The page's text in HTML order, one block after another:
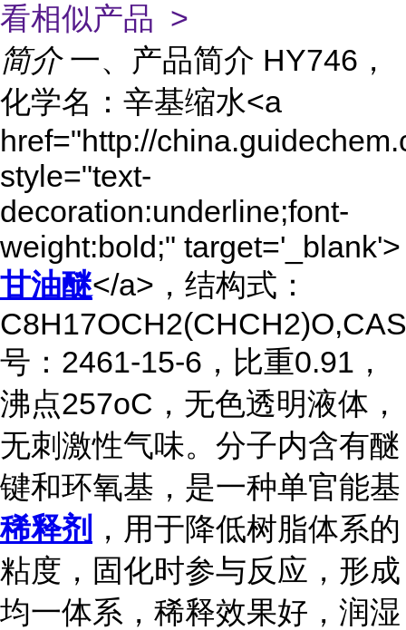
看相似产品 >
简介 一、产品简介 HY746，
化学名：辛基缩水<a
href="http://
style="text-
decoration:underline;font-
weight:bold;" target='_blank'>
甘油醚</a>，结构式：
C8H17OCH2(CHCH2)O,CAS
号：2461-15-6，比重0.91，
沸点257oC，无色透明液体，
无刺激性气味。分子内含有醚
键和环氧基，是一种单官能基
稀释剂 ，用于降低树脂体系的
粘度，固化时参与反应，形成
均一体系，稀释效果好，润湿